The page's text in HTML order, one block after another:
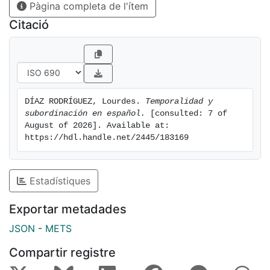
primero en el ámbito oracional y luego en el discursivo
--respaldado por el análisis de un corpus estándar
escrito (prensa deportiva en lengua española)--
permiten superar la casuística asociada a estas
construcciones del español y demostrar el
funcionamiento discursivo de los mecanismos
temporoaspectuales.
Pàgina completa de l'ítem
Citació
DÍAZ RODRÍGUEZ, Lourdes. Temporalidad y
subordinación en español.
[consulted: 7 of
August of 2026]. Available at:
https://hdl.handle.net/2445/183169
Estadístiques
Exportar metadades
JSON - METS
Compartir registre